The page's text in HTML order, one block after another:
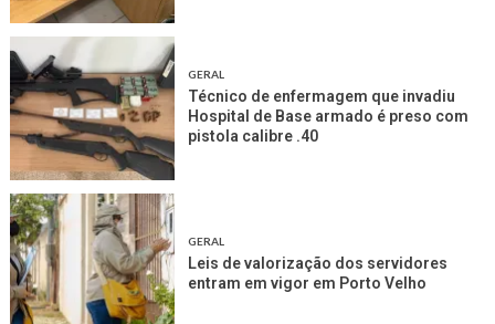
GERAL
Técnico de enfermagem que invadiu
Hospital de Base armado é preso com
pistola calibre .40
GERAL
Leis de valorização dos servidores
entram em vigor em Porto Velho